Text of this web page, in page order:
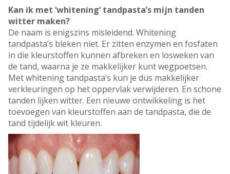
Kan ik met ‘whitening‘ tandpasta’s mijn tanden
witter maken?
De naam is enigszins misleidend. Whitening
tandpasta’s bleken niet. Er zitten enzymen en fosfaten
in die kleurstoffen kunnen afbreken en losweken van
de tand, waarna je ze makkelijker kunt wegpoetsen.
Met whitening tandpasta’s kun je dus makkelijker
verkleuringen op het oppervlak verwijderen. En schone
tanden lijken witter. Een nieuwe ontwikkeling is het
toevoegen van kleurstoffen aan de tandpasta, die de
tand tijdelijk wit kleuren.